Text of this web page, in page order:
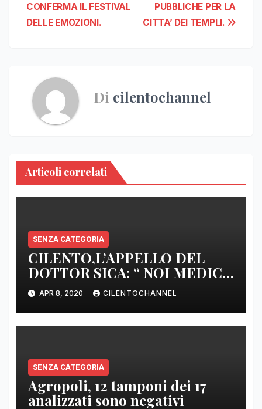
PUBBLICHE PER LA
CITTA’ DEI TEMPLI.
CONFERMA IL FESTIVAL
DELLE EMOZIONI.
Di cilentochannel
Articoli correlati
SENZA CATEGORIA
CILENTO,L’APPELLO DEL
DOTTOR SICA: “ NOI MEDICI
DI BASE SIAMO SENZA ARMI
E SENZA PRESIDI”
APR 8, 2020 CILENTOCHANNEL
SENZA CATEGORIA
Agropoli, 12 tamponi dei 17
analizzati sono negativi